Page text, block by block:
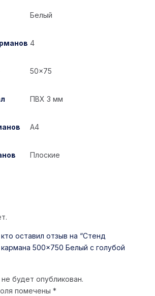
Белый
4
50×75
ПВХ 3 мм
А4
Плоские
оставил отзыв на “Стенд
500×750 Белый с голубой
будет опубликован.
помечены *